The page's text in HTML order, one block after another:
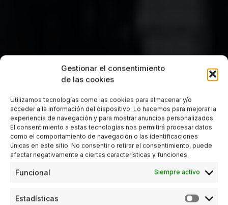
Gestionar el consentimiento
de las cookies
Utilizamos tecnologías como las cookies para almacenar y/o
acceder a la información del dispositivo. Lo hacemos para mejorar la
experiencia de navegación y para mostrar anuncios personalizados.
El consentimiento a estas tecnologías nos permitirá procesar datos
como el comportamiento de navegación o las identificaciones
únicas en este sitio. No consentir o retirar el consentimiento, puede
afectar negativamente a ciertas características y funciones.
Funcional Siempre activo
Estadísticas